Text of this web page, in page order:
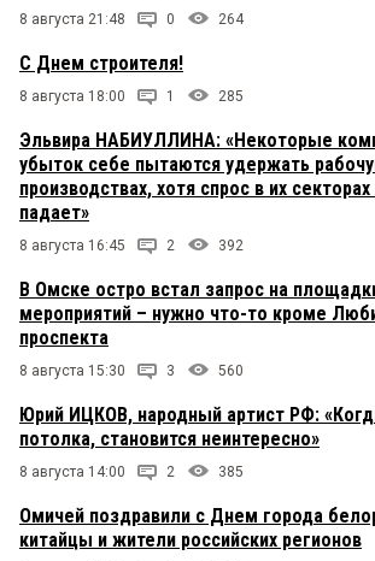
8 августа 21:48 0 264
С Днем строителя!
8 августа 18:00 1 285
Эльвира НАБИУЛЛИНА: «Некоторые
убыток себе пытаются удержать
производствах, хотя спрос в их
падает»
8 августа 16:45 2 392
В Омске остро встал запрос на
мероприятий – нужно что-то кроме
проспекта
8 августа 15:30 3 560
Юрий ИЦКОВ, народный артист РФ:
потолка, становится неинтересно»
8 августа 14:00 2 385
Омичей поздравили с Днем города
китайцы и жители российских регионов